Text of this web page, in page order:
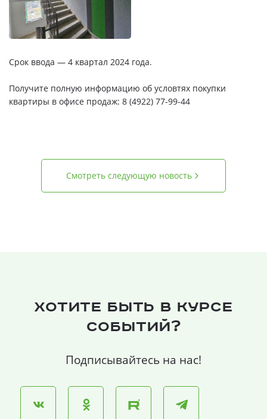
Срок ввода — 4 квартал 2024 года.
Получите полную информацию об условтях покупки
квартиры в офисе продаж: 8 (4922) 77-99-44
Смотреть следующую новость
Хотите быть в курсе
событий?
Подписывайтесь на нас!